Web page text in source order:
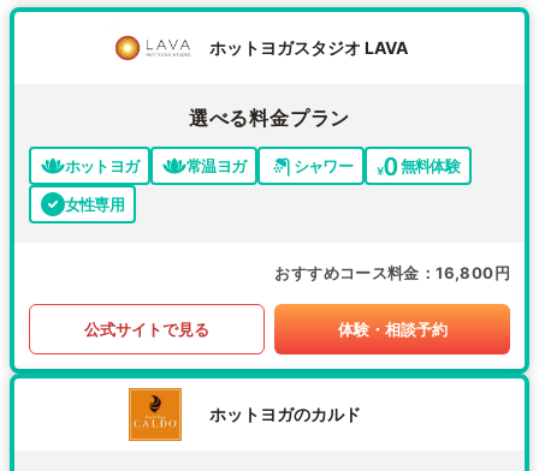
ホットヨガスタジオ LAVA
選べる料金プラン
ホットヨガ 常温ヨガ シャワー
無料体験
女性専用
おすすめコース料金 16,800円
公式サイトで見る 体験・相談予約
ホットヨガのカルド